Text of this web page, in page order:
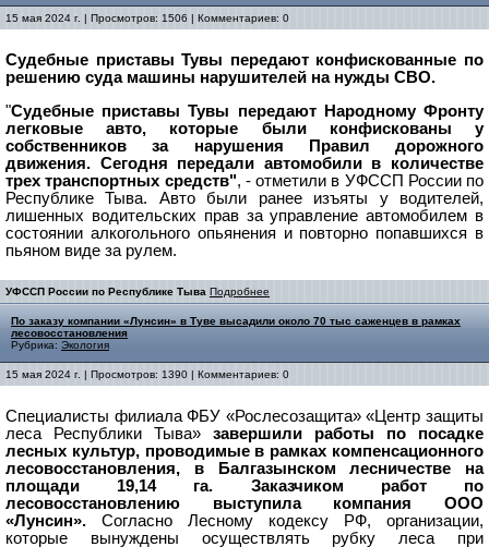
15 мая 2024 г. | Просмотров: 1506 | Комментариев: 0
Судебные приставы Тувы передают конфискованные по
решению суда машины нарушителей на нужды СВО.
"Судебные приставы Тувы передают Народному Фронту
легковые авто, которые были конфискованы у
собственников за нарушения Правил дорожного
движения. Сегодня передали автомобили в количестве
трех транспортных средств", - отметили в УФССП России по
Республике Тыва. Авто были ранее изъяты у водителей,
лишенных водительских прав за управление автомобилем в
состоянии алкогольного опьянения и повторно попавшихся в
пьяном виде за рулем.
УФССП России по Республике Тыва Подробнее
По заказу компании «Лунсин» в Туве высадили около 70 тыс саженцев в рамках
лесовосстановления
Рубрика: Экология
15 мая 2024 г. | Просмотров: 1390 | Комментариев: 0
Специалисты филиала ФБУ «Рослесозащита» «Центр защиты
леса Республики Тыва» завершили работы по посадке
лесных культур, проводимые в рамках компенсационного
лесовосстановления, в Балгазынском лесничестве на
площади 19,14 га. Заказчиком работ по
лесовосстановлению выступила компания ООО
«Лунсин». Согласно Лесному кодексу РФ, организации,
которые вынуждены осуществлять рубку леса при